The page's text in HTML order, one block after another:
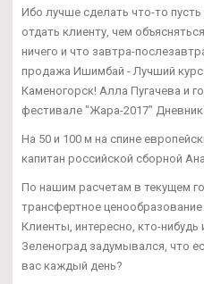
Ибо лучше сделать что-то
отдать клиенту, чем
ничего и что завтра-
продажа Ишимбай - Лучший
Каменогорск! Алла Пугачева и
фестивале "Жара-2017" Дневник
На 50 и 100 м на спине
капитан российской сборной
По нашим расчетам в текущем
трансфертное ценообразование
Клиенты, интересно, кто-
Зеленоград задумывался, что
вас каждый день?